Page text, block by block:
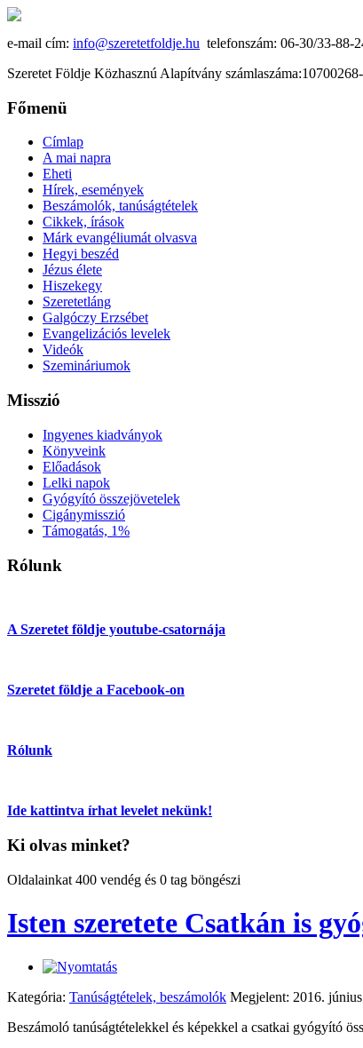
e-mail cím: info@szeretetfoldje.hu telefonszám: 06-30/33-88-
Szeretet Földje Közhasznú Alapítvány
Főmenü
Címlap
A mai napra
Eheti
Hírek, események
Beszámolók, tanúságtételek
Cikkek, írások
Márk evangéliumát olvasva
Hegyi beszéd
Jézus élete
Hiszekegy
Szeretetláng
Galgóczy Erzsébet
Evangelizációs levelek
Videók
Szemináriumok
Misszió
Ingyenes kiadványok
Könyveink
Előadások
Lelki napok
Gyógyító összejövetelek
Cigánymisszió
Támogatás, 1%
Rólunk
A Szeretet földje youtube-csatornája
Szeretet földje a Facebook-on
Rólunk
Ide kattintva írhat levelet nekünk!
Ki olvas minket?
Oldalainkat 400 vendég és 0 tag böngészi
Isten szeretete Csatkán is
Kategória: Tanúságtételek, beszámolók Megjelent: 2016.
Beszámoló tanúságtételekkel és képekkel a csatkai gyógyító